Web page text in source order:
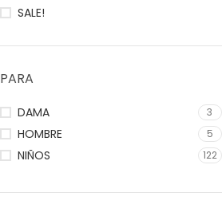
SALE!
PARA
DAMA 3
HOMBRE 5
NIÑOS 122